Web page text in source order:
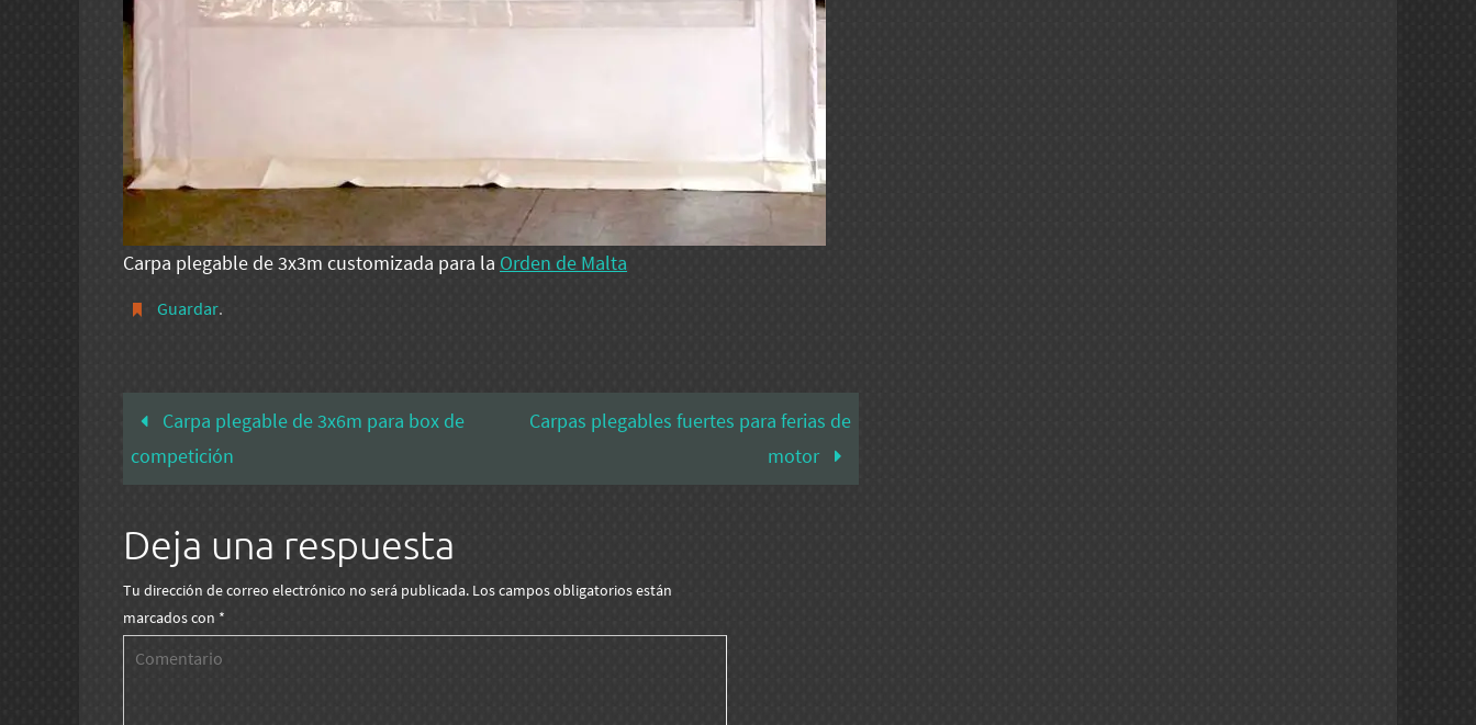
Carpa plegable de 3x3m customizada para la Orden de Malta
Guardar.
Carpa plegable de 3x6m para box de
competición
Carpas plegables fuertes para ferias de
motor
Deja una respuesta
Tu dirección de correo electrónico no será publicada. Los campos obligatorios están
marcados con *